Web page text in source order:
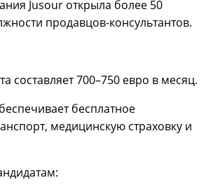
Jusour открыла более 50
продавцов-консультантов.
составляет 700–750 евро в месяц.
бесплатное
медицинскую страховку и